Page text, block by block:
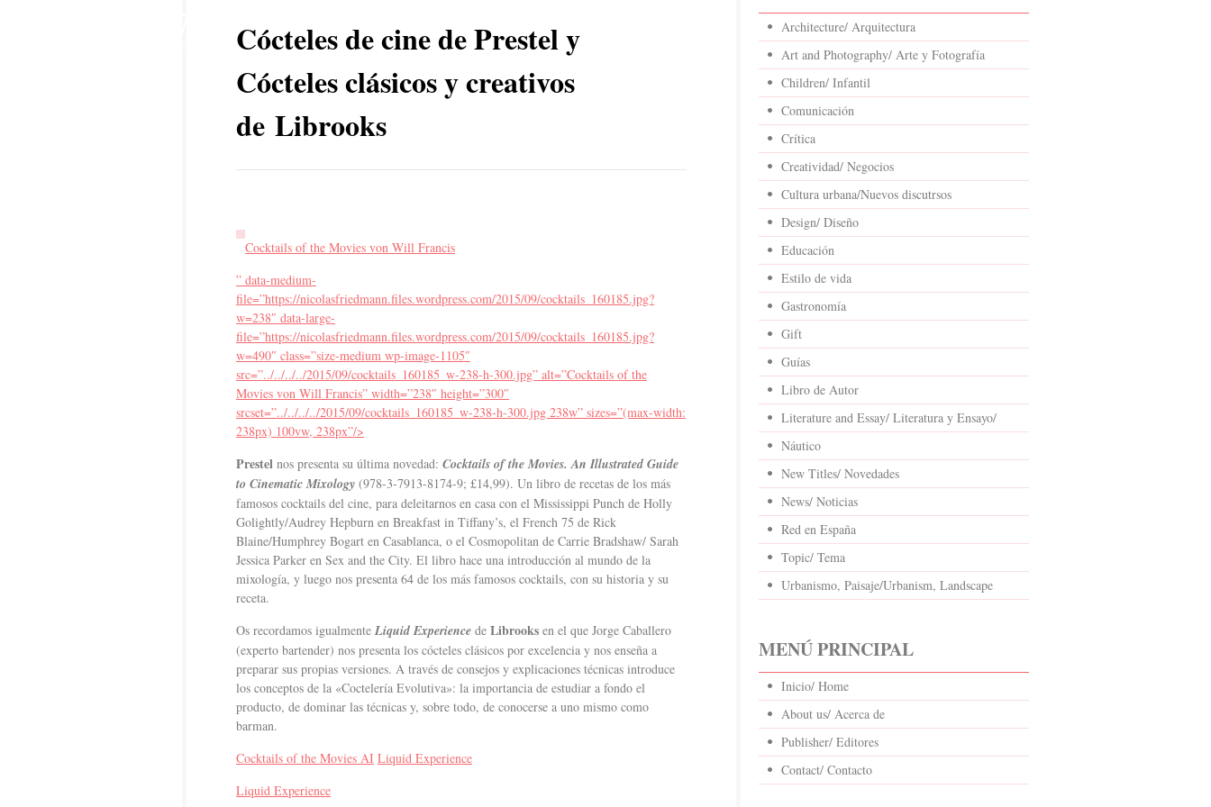
Cócteles de cine de Prestel y
Cócteles clásicos y creativos
de Librooks
Cocktails of the Movies von Will Francis
” data-medium-
file=”https://nicolasfriedmann.files.wordpress.com/2015/09/cocktails_160185.jpg?
w=238″ data-large-
file=”https://nicolasfriedmann.files.wordpress.com/2015/09/cocktails_160185.jpg?
w=490″ class=”size-medium wp-image-1105″
src=”../../../../2015/09/cocktails_160185_w-238-h-300.jpg” alt=”Cocktails of the
Movies von Will Francis” width=”238″ height=”300″
srcset=”../../../../2015/09/cocktails_160185_w-238-h-300.jpg 238w” sizes=”(max-width:
238px) 100vw, 238px”/>
Prestel nos presenta su última novedad: Cocktails of the Movies. An Illustrated Guide
to Cinematic Mixology (978-3-7913-8174-9; £14,99). Un libro de recetas de los más
famosos cocktails del cine, para deleitarnos en casa con el Mississippi Punch de Holly
Golightly/Audrey Hepburn en Breakfast in Tiffany’s, el French 75 de Rick
Blaine/Humphrey Bogart en Casablanca, o el Cosmopolitan de Carrie Bradshaw/ Sarah
Jessica Parker en Sex and the City. El libro hace una introducción al mundo de la
mixología, y luego nos presenta 64 de los más famosos cocktails, con su historia y su
receta.
Os recordamos igualmente Liquid Experience de Librooks en el que Jorge Caballero
(experto bartender) nos presenta los cócteles clásicos por excelencia y nos enseña a
preparar sus propias versiones. A través de consejos y explicaciones técnicas introduce
los conceptos de la «Coctelería Evolutiva»: la importancia de estudiar a fondo el
producto, de dominar las técnicas y, sobre todo, de conocerse a uno mismo como
barman.
Cocktails of the Movies AI Liquid Experience
Liquid Experience
Architecture/ Arquitectura
Art and Photography/ Arte y Fotografía
Children/ Infantil
Comunicación
Crítica
Creatividad/ Negocios
Cultura urbana/Nuevos discutrsos
Design/ Diseño
Educación
Estilo de vida
Gastronomía
Gift
Guías
Libro de Autor
Literature and Essay/ Literatura y Ensayo/
Náutico
New Titles/ Novedades
News/ Noticias
Red en España
Topic/ Tema
Urbanismo, Paisaje/Urbanism, Landscape
MENÚ PRINCIPAL
Inicio/ Home
About us/ Acerca de
Publisher/ Editores
Contact/ Contacto